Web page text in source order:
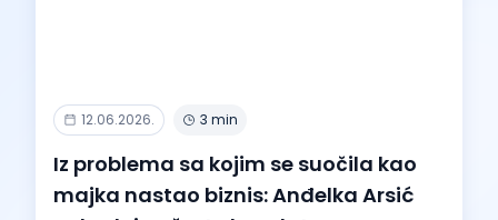
12.06.2026. 3 min
Iz problema sa kojim se suočila kao
majka nastao biznis: Anđelka Arsić